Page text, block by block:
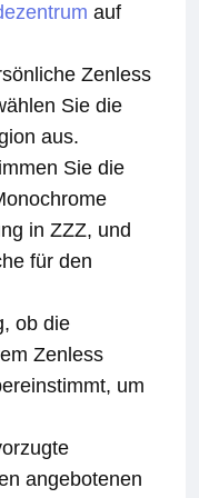
auf
Zenless
Sie die
aus.
Sie die
in ZZZ, und
für den
ob die
Zenless
um
angebotenen